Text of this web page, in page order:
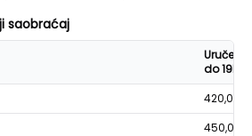
saobraćaj
Uručenje
do 19h
420,00
450,00